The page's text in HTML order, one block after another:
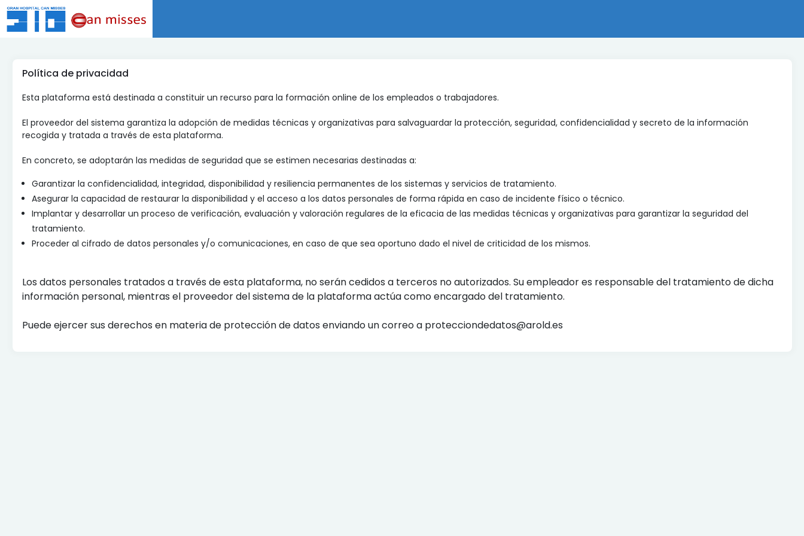
Política de privacidad
Esta plataforma está destinada a constituir un recurso para la formación online de los empleados o trabajadores.
El proveedor del sistema garantiza la adopción de medidas técnicas y organizativas para salvaguardar la protección, seguridad, confidencialidad y secreto de la información
recogida y tratada a través de esta plataforma.
En concreto, se adoptarán las medidas de seguridad que se estimen necesarias destinadas a:
Garantizar la confidencialidad, integridad, disponibilidad y resiliencia permanentes de los sistemas y servicios de tratamiento.
Asegurar la capacidad de restaurar la disponibilidad y el acceso a los datos personales de forma rápida en caso de incidente físico o técnico.
Implantar y desarrollar un proceso de verificación, evaluación y valoración regulares de la eficacia de las medidas técnicas y organizativas para garantizar la seguridad del
tratamiento.
Proceder al cifrado de datos personales y/o comunicaciones, en caso de que sea oportuno dado el nivel de criticidad de los mismos.
Los datos personales tratados a través de esta plataforma, no serán cedidos a terceros no autorizados. Su empleador es responsable del tratamiento de dicha
información personal, mientras el proveedor del sistema de la plataforma actúa como encargado del tratamiento.
Puede ejercer sus derechos en materia de protección de datos enviando un correo a protecciondedatos@arold.es